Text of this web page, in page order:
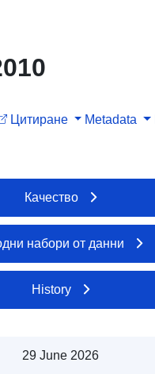
Цитиране Metadata
Качество
набори от данни
History
29 June 2026